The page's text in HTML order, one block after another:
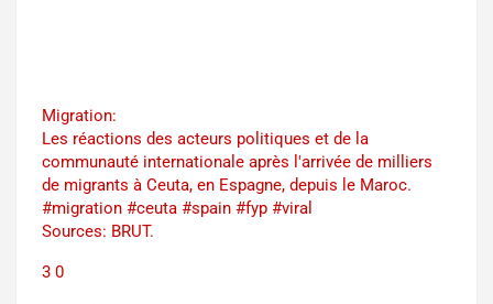
Migration:
Les réactions des acteurs politiques et de la
communauté internationale après l'arrivée de milliers
de migrants à Ceuta, en Espagne, depuis le Maroc.
#migration #ceuta #spain #fyp #viral
Sources: BRUT.
3 0